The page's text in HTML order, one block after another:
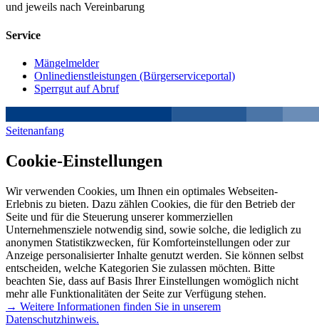
und jeweils nach Vereinbarung
Service
Mängelmelder
Onlinedienstleistungen (Bürgerserviceportal)
Sperrgut auf Abruf
Seitenanfang
Cookie-Einstellungen
Wir verwenden Cookies, um Ihnen ein optimales Webseiten-
Erlebnis zu bieten. Dazu zählen Cookies, die für den Betrieb der
Seite und für die Steuerung unserer kommerziellen
Unternehmensziele notwendig sind, sowie solche, die lediglich zu
anonymen Statistikzwecken, für Komforteinstellungen oder zur
Anzeige personalisierter Inhalte genutzt werden. Sie können selbst
entscheiden, welche Kategorien Sie zulassen möchten. Bitte
beachten Sie, dass auf Basis Ihrer Einstellungen womöglich nicht
mehr alle Funktionalitäten der Seite zur Verfügung stehen.
→ Weitere Informationen finden Sie in unserem
Datenschutzhinweis.